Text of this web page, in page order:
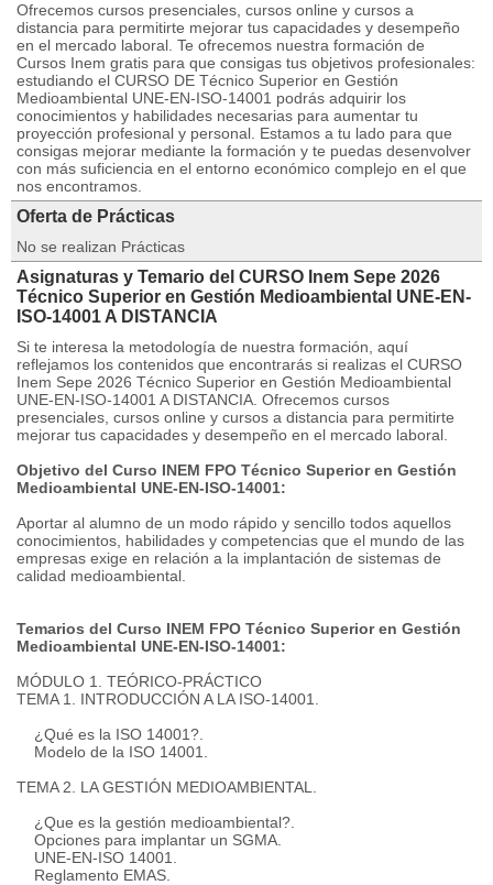
Ofrecemos cursos presenciales, cursos online y cursos a
distancia para permitirte mejorar tus capacidades y desempeño
en el mercado laboral. Te ofrecemos nuestra formación de
Cursos Inem gratis para que consigas tus objetivos profesionales:
estudiando el CURSO DE Técnico Superior en Gestión
Medioambiental UNE-EN-ISO-14001 podrás adquirir los
conocimientos y habilidades necesarias para aumentar tu
proyección profesional y personal. Estamos a tu lado para que
consigas mejorar mediante la formación y te puedas desenvolver
con más suficiencia en el entorno económico complejo en el que
nos encontramos.
Oferta de Prácticas
No se realizan Prácticas
Asignaturas y Temario del CURSO Inem Sepe 2026
Técnico Superior en Gestión Medioambiental UNE-EN-
ISO-14001 A DISTANCIA
Si te interesa la metodología de nuestra formación, aquí
reflejamos los contenidos que encontrarás si realizas el CURSO
Inem Sepe 2026 Técnico Superior en Gestión Medioambiental
UNE-EN-ISO-14001 A DISTANCIA. Ofrecemos cursos
presenciales, cursos online y cursos a distancia para permitirte
mejorar tus capacidades y desempeño en el mercado laboral.
Objetivo del Curso INEM FPO Técnico Superior en Gestión
Medioambiental UNE-EN-ISO-14001:
Aportar al alumno de un modo rápido y sencillo todos aquellos
conocimientos, habilidades y competencias que el mundo de las
empresas exige en relación a la implantación de sistemas de
calidad medioambiental.
Temarios del Curso INEM FPO Técnico Superior en Gestión
Medioambiental UNE-EN-ISO-14001:
MÓDULO 1. TEÓRICO-PRÁCTICO
TEMA 1. INTRODUCCIÓN A LA ISO-14001.
¿Qué es la ISO 14001?.
Modelo de la ISO 14001.
TEMA 2. LA GESTIÓN MEDIOAMBIENTAL.
¿Que es la gestión medioambiental?.
Opciones para implantar un SGMA.
UNE-EN-ISO 14001.
Reglamento EMAS.